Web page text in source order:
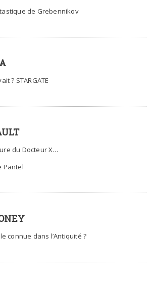
de Grebennikov
? STARGATE
du Docteur X…
Pantel
connue dans l’Antiquité ?